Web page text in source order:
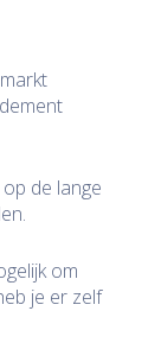
de lange
om
je er zelf